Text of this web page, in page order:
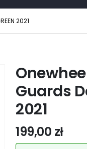
2021
Guards
2021
199,00 zł